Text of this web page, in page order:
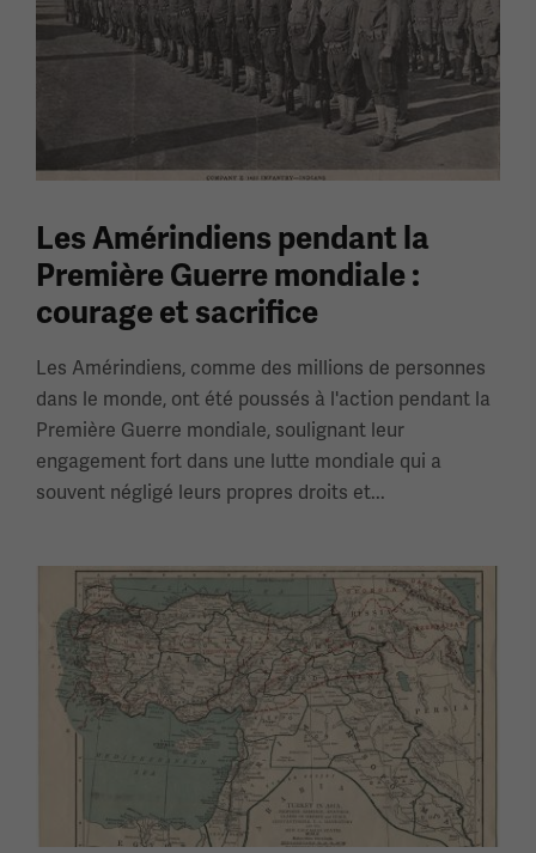
Les Amérindiens pendant la
Première Guerre mondiale :
courage et sacrifice
Les Amérindiens, comme des millions de personnes
dans le monde, ont été poussés à l'action pendant la
Première Guerre mondiale, soulignant leur
engagement fort dans une lutte mondiale qui a
souvent négligé leurs propres droits et...